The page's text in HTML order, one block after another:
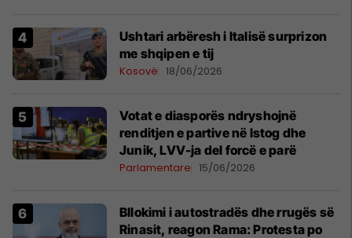
Ushtari arbëresh i Italisë surprizon
me shqipen e tij
Kosovë 18/06/2026
Votat e diasporës ndryshojnë
renditjen e partive në Istog dhe
Junik, LVV-ja del forcë e parë
Parlamentare 15/06/2026
Bllokimi i autostradës dhe rrugës së
Rinasit, reagon Rama: Protesta po